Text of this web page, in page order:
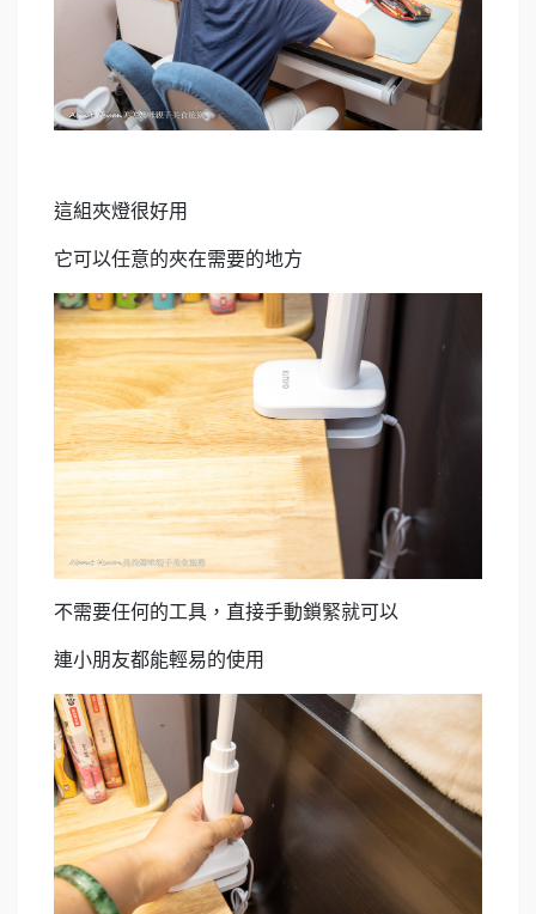
這組夾燈很好用
它可以任意的夾在需要的地方
不需要任何的工具，直接手動鎖緊就可以
連小朋友都能輕易的使用